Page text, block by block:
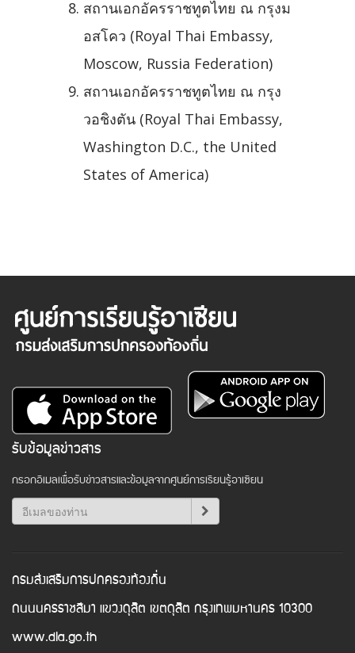
สถานเอกอัครราชทูตไทย ณ กรุงม
อสโคว (Royal Thai Embassy,
Moscow, Russia Federation)
สถานเอกอัครราชทูตไทย ณ กรุง
วอชิงตัน (Royal Thai Embassy,
Washington D.C., the United
States of America)
รับข้อมูลข่าวสาร
กรอกอีเมลเพื่อรับข่าวสารและข้อมูลจากศูนย์การเรียนรู้อาเซียน
กรมส่งเสริมการปกครองท้องถิ่น
ถนนนครราชสีมา แขวงดุสิต เขตดุสิต กรุงเทพมหานคร 10300
www.dla.go.th